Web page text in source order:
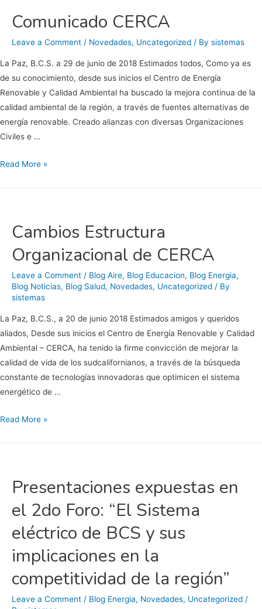
Comunicado CERCA
Leave a Comment / Novedades, Uncategorized / By sistemas
La Paz, B.C.S. a 29 de junio de 2018 Estimados todos, Como ya es
de su conocimiento, desde sus inicios el Centro de Energía
Renovable y Calidad Ambiental ha buscado la mejora continua de la
calidad ambiental de la región, a través de fuentes alternativas de
energía renovable. Creado alianzas con diversas Organizaciones
Civiles e …
Comunicado
Read More »
Cambios Estructura
Organizacional de CERCA
Leave a Comment / Blog Aire, Blog Educacion, Blog Energia,
Blog Noticias, Blog Salud, Novedades, Uncategorized / By
sistemas
La Paz, B.C.S., a 20 de junio 2018 Estimados amigos y queridos
aliados, Desde sus inicios el Centro de Energía Renovable y Calidad
Ambiental – CERCA, ha tenido la firme convicción de mejorar la
calidad de vida de los sudcalifornianos, a través de la búsqueda
constante de tecnologías innovadoras que optimicen el sistema
energético de …
Cambios
Read More »
Presentaciones expuestas en
el 2do Foro: “El Sistema
eléctrico de BCS y sus
implicaciones en la
competitividad de la región”
Leave a Comment / Blog Energia, Novedades, Uncategorized /